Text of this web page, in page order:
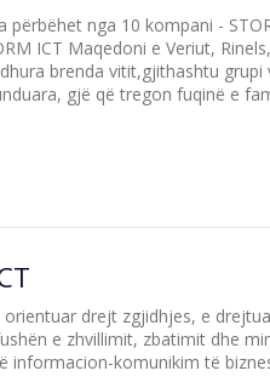
përbëhet nga 10 kompani -
ICT Maqedoni e Veriut,
brenda vitit,gjithashtu
gjë që tregon fuqinë e
orientuar drejt zgjidhjes, e
e zhvillimit, zbatimit dhe
informacion-komunikim të